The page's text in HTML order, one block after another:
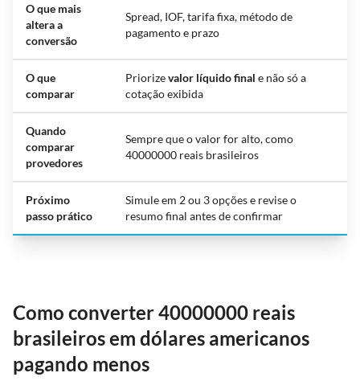
O que mais
altera a
conversão
Spread, IOF, tarifa fixa, método de
pagamento e prazo
O que
comparar
Priorizevalor líquido final e não só a
cotação exibida
Quando
comparar
provedores
Sempre que o valor for alto, como
40000000 reais brasileiros
Próximo
passo prático
Simule em 2 ou 3 opções e revise o
resumo final antes de confirmar
Como converter 40000000 reais
brasileiros em dólares americanos
pagando menos